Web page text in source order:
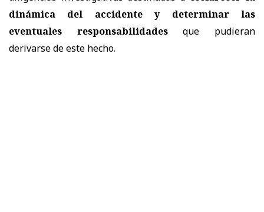
dinámica del accidente
y determinar las
eventuales responsabilidadesque pudieran
derivarse de este hecho.